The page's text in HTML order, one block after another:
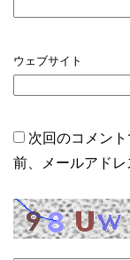
ウェブサイト
次回のコメン
前、メールアドレ